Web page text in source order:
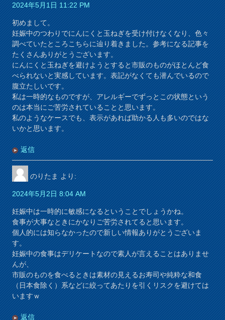
2024年5月1日 11:22 PM
初めまして。
妊娠中のつわりでにんにくと玉ねぎを受け付けなくなり、色々
調べていたところこちらに辿り着きました。参考になる記事を
たくさんありがとうございます。
にんにくと玉ねぎを避けようとすると市販のものがほとんど食
べられないと実感しています。表記がなくても潜んでいるので
腹立たしいです。
私は一時的なものですが、アレルギーでずっとこの状態という
のは本当にご苦労されていることと思います。
私のようなケースでも、表示があれば助かる人も多いのではな
いかと思います。
返信
のりたま より:
2024年5月2日 8:04 AM
妊娠中は一時的に敏感になるということでしょうかね。
食事が大事なときにかなりご苦労されてると思います。
個人的には知らなかったので新しい情報ありがとうございま
す。
妊娠中の食事はデリケートなので素人が言えることはありませ
んが、
市販のものを食べるときは素材の見えるお寿司や純粋な和食
（日本食除く）系などに絞ってあたりを引くリスクを避けては
いますｗ
返信